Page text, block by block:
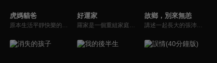
虎媽貓爸 好運家 故鄉，別來無恙
講述一起長大的張沛、吳芸、苟丹丹、董家希四個女孩，成年散落天南海北，但各自人生的轉折讓她們再度重聚成都。面對闊別多年的故鄉，她們經歷著從不適應到再熟悉的過程，在挫折中找到了事業的新方向，收穫了友誼、親人的撫慰和愛情的美好，最終她們發現，在故鄉也能找到人生的無限可能的故事。